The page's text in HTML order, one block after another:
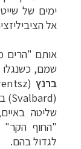
ימים של שייט
אל
אותם "הרים
שמם, כשנגלו
ברנץ (
(
Svalbard
)
שליטה
"החוף
לגדול בהם.